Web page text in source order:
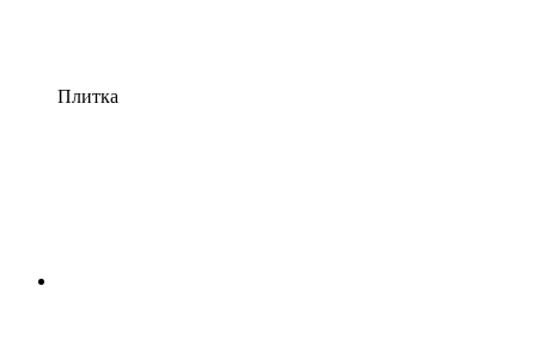
Плитка